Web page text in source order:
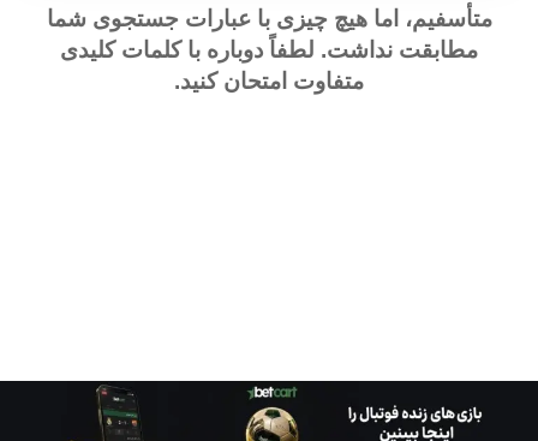
متأسفیم، اما هیچ چیزی با عبارات جستجوی شما
مطابقت نداشت. لطفاً دوباره با کلمات کلیدی
متفاوت امتحان کنید.